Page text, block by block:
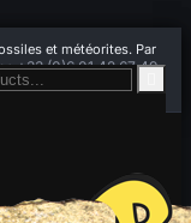
et météorites. Par
+33 (0)6 01 42 67 49